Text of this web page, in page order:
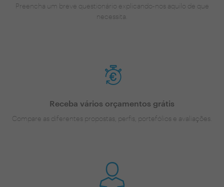
Preencha um breve questionário explicando-nos aquilo de que
necessita.
Receba vários orçamentos grátis
Compare as diferentes propostas, perfis, portefólios e avaliações.